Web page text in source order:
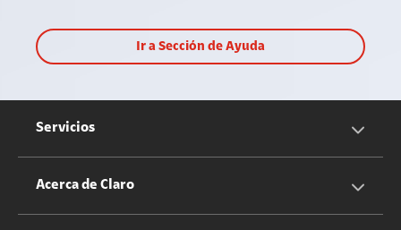
Ir a Sección de Ayuda
Servicios
Servicios Móviles
Acerca de Claro